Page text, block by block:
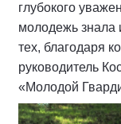
глубокого
молодежь знала
тех, благодаря
руководитель
«Молодой